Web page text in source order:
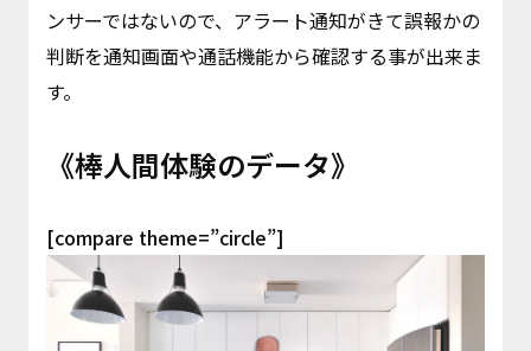
ンサーではないので、アラート通知がきて誤報かの
判断を通知画面や通話機能から確認する事が出来ま
す。
《棒人間体験のデータ》
[compare theme=”circle”]